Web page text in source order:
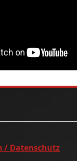
/ Datenschutz